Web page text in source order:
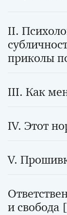
II.
приколы
III. Как
IV. Этот
V.
и свобода